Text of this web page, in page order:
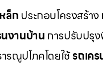
ล็กประกอบโครงสร้าง
งานบ้านการปรับปรุ
รณูปโภคโดยใช้รถเค